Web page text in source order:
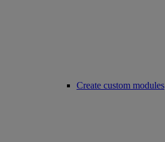
Create custom modules